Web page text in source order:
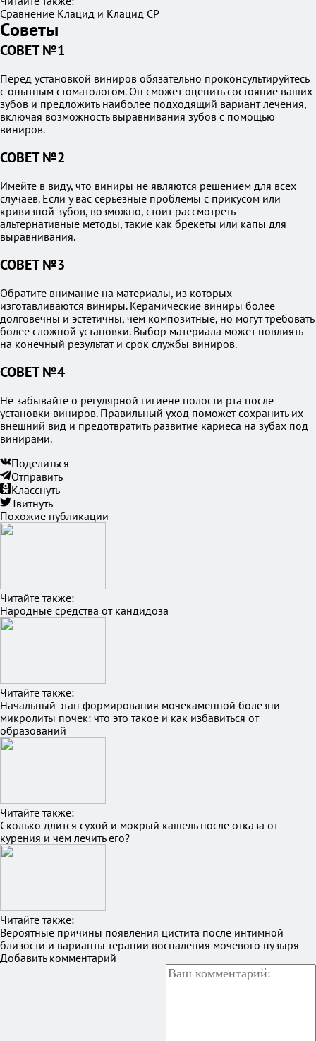
Сравнение Клацид и Клацид СР
Советы
СОВЕТ №1
Перед установкой виниров обязательно проконсультируйтесь
с опытным стоматологом. Он сможет оценить состояние ваших
зубов и предложить наиболее подходящий вариант лечения,
включая возможность выравнивания зубов с помощью
виниров.
СОВЕТ №2
Имейте в виду, что виниры не являются решением для всех
случаев. Если у вас серьезные проблемы с прикусом или
кривизной зубов, возможно, стоит рассмотреть
альтернативные методы, такие как брекеты или капы для
выравнивания.
СОВЕТ №3
Обратите внимание на материалы, из которых
изготавливаются виниры. Керамические виниры более
долговечны и эстетичны, чем композитные, но могут требовать
более сложной установки. Выбор материала может повлиять
на конечный результат и срок службы виниров.
СОВЕТ №4
Не забывайте о регулярной гигиене полости рта после
установки виниров. Правильный уход поможет сохранить их
внешний вид и предотвратить развитие кариеса на зубах под
винирами.
Поделиться
Отправить
Класснуть
Твитнуть
Похожие публикации
Читайте также:
Народные средства от кандидоза
Читайте также:
Начальный этап формирования мочекаменной болезни
микролиты почек: что это такое и как избавиться от
образований
Читайте также:
Сколько длится сухой и мокрый кашель после отказа от
курения и чем лечить его?
Читайте также:
Вероятные причины появления цистита после интимной
близости и варианты терапии воспаления мочевого пузыря
Добавить комментарий